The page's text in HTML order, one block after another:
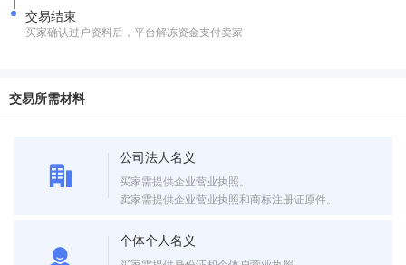
交易结束
买家确认过户资料后，平台解冻资金支付卖家
交易所需材料
公司法人名义
买家需提供企业营业执照。
卖家需提供企业营业执照和商标注册证原件。
个体个人名义